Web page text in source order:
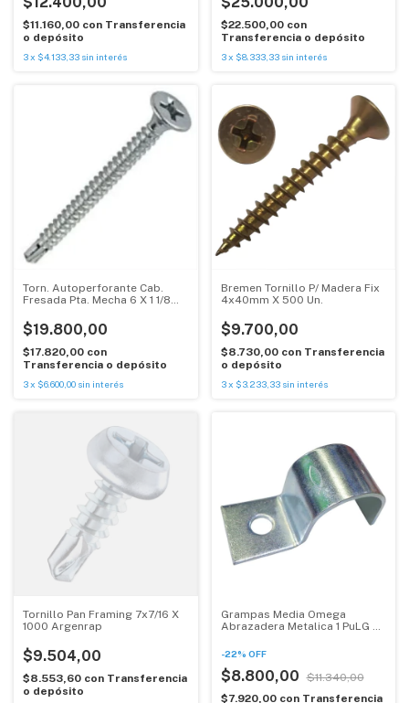
$11.160,00 con Transferencia
o depósito
3x $4.133,33 sin interés
$22.500,00 con
Transferencia o depósito
3 x $8.333,33 sin interés
Torn. Autoperforante Cab.
Fresada Pta. Mecha 6 X 1 1/8
$19.800,00
$17.820,00 con
Transferencia o depósito
3x $6.600,00 sin interés
Bremen Tornillo P/ Madera Fix
4x40mm X 500 Un.
$9.700,00
$8.730,00 con Transferencia
o depósito
3 x $3.233,33 sin interés
Tornillo Pan Framing 7x7/16 X
1000 Argenrap
$9.504,00
$8.553,60 con Transferencia
o depósito
Grampas Media Omega
Abrazadera Metalica 1 PuLG X
-22% OFF
$8.800,00
$11.340,00
$7.920,00 con Transferencia